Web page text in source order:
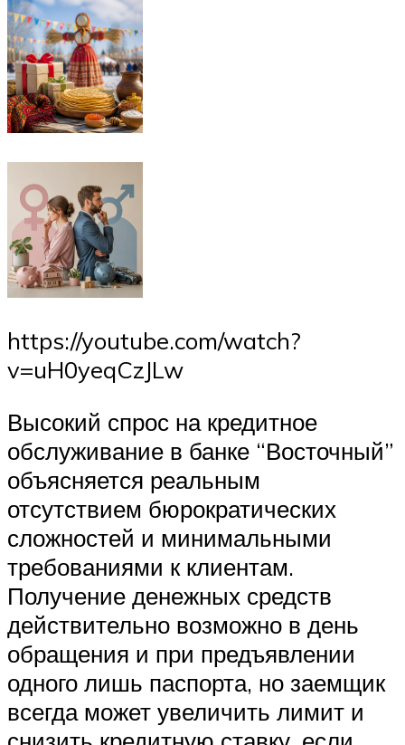
https://youtube.com/watch?
v=uH0yeqCzJLw
Высокий спрос на кредитное
обслуживание в банке “Восточный”
объясняется реальным
отсутствием бюрократических
сложностей и минимальными
требованиями к клиентам.
Получение денежных средств
действительно возможно в день
обращения и при предъявлении
одного лишь паспорта, но заемщик
всегда может увеличить лимит и